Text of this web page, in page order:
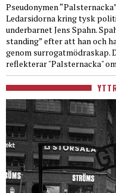
Pseudonymen
Ledarsidorna kring tysk
underbarnet Jens Spahn.
standing” efter att han och
genom surrogatmödraskap.
reflekterar "Palsternacka"